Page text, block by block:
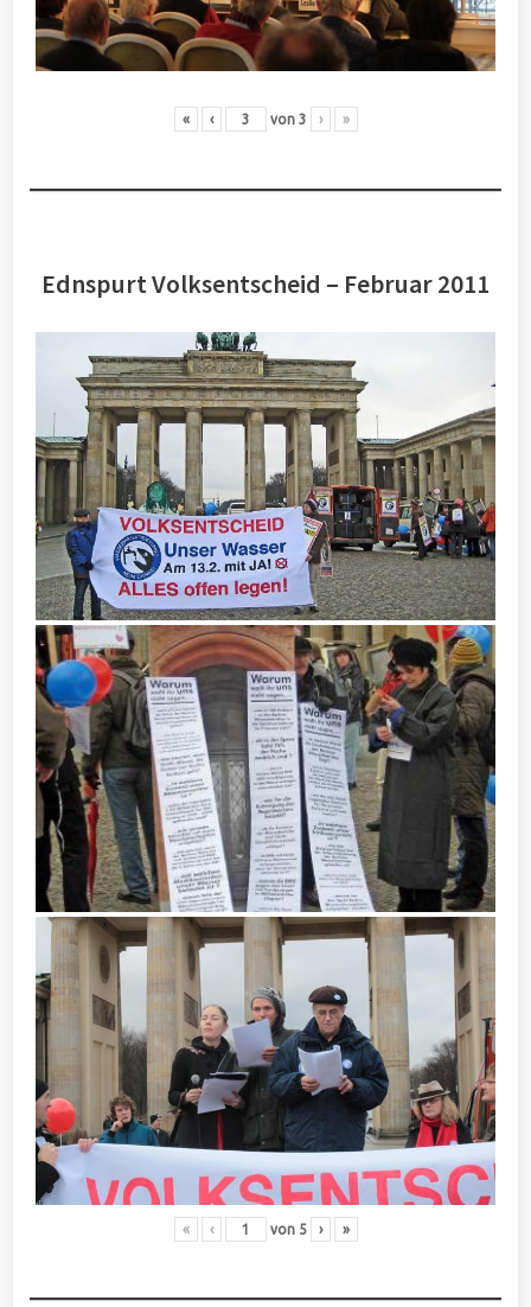
« ‹ von 3 › »
Ednspurt Volksentscheid – Februar 2011
« ‹ von 5 › »